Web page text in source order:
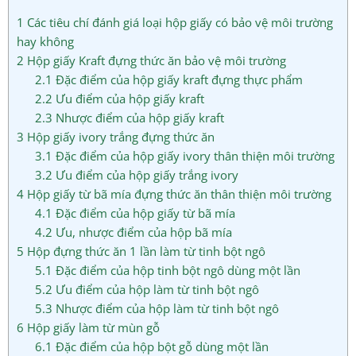
1 Các tiêu chí đánh giá loại hộp giấy có bảo vệ môi trường
hay không
2 Hộp giấy Kraft đựng thức ăn bảo vệ môi trường
2.1 Đặc điểm của hộp giấy kraft đựng thực phẩm
2.2 Ưu điểm của hộp giấy kraft
2.3 Nhược điểm của hộp giấy kraft
3 Hộp giấy ivory trắng đựng thức ăn
3.1 Đặc điểm của hộp giấy ivory thân thiện môi trường
3.2 Ưu điểm của hộp giấy trắng ivory
4Hộp giấy từ bã mía đựng thức ăn thân thiện môi trường
4.1 Đặc điểm của hộp giấy từ bã mía
4.2 Ưu, nhược điểm của hộp bã mía
5 Hộp đựng thức ăn 1 lần làm từ tinh bột ngô
5.1 Đặc điểm của hộp tinh bột ngô dùng một lần
5.2 Ưu điểm của hộp làm từ tinh bột ngô
5.3 Nhược điểm của hộp làm từ tinh bột ngô
6 Hộp giấy làm từ mùn gỗ
6.1 Đặc điểm của hộp bột gỗ dùng một lần